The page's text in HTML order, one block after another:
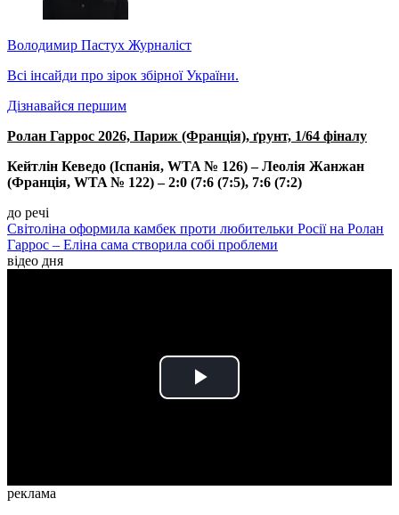
Володимир Пастух Журналіст
Всі інсайди про зірок збірної України.
Дізнавайся першим
Ролан Гаррос 2026, Париж (Франція), ґрунт, 1/64 фіналу
Кейтлін Кеведо (Іспанія, WTA № 126) – Леолія Жанжан
(Франція, WTA № 122) – 2:0 (7:6 (7:5), 7:6 (7:2)
до речі
Світоліна оформила камбек проти любительки Росії на Ролан
Гаррос – Еліна сама створила собі проблеми
відео дня
Play
реклама